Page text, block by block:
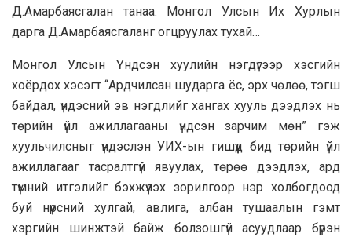
Д.Амарбаясгалан танаа. Монгол Улсын Их Хурлын
дарга Д.Амарбаясгаланг огцруулах тухай…
Монгол Улсын Үндсэн хуулийн нэгдүгээр хэсгийн
хоёрдох хэсэгт “Ардчилсан шударга ёс, эрх чөлөө, тэгш
байдал, үндэсний эв нэгдлийг хангах хууль дээдлэх нь
төрийн үйл ажиллагааны үндсэн зарчим мөн” гэж
хуульчилсныг үндэслэн УИХ-ын гишүүд бид төрийн үйл
ажиллагааг тасралтгүй явуулах, төрөө дээдлэх, ард
түмний итгэлийг бэхжүүлэх зорилгоор нэр холбогдоод
буй нүүрсний хулгай, авлига, албан тушаалын гэмт
хэргийн шинжтэй байж болзошгүй асуудлаар бүрэн